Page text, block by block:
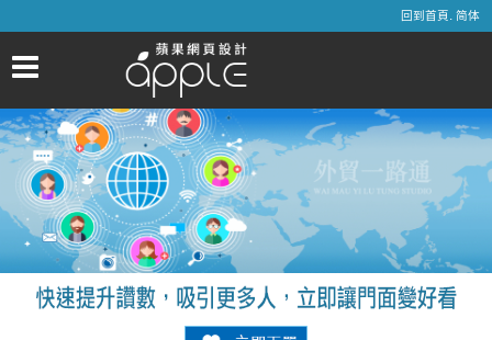
回到首頁. 简体